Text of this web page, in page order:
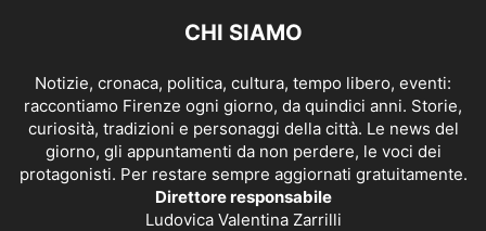
CHI SIAMO
Notizie, cronaca, politica, cultura, tempo libero, eventi:
raccontiamo Firenze ogni giorno, da quindici anni. Storie,
curiosità, tradizioni e personaggi della città. Le news del
giorno, gli appuntamenti da non perdere, le voci dei
protagonisti. Per restare sempre aggiornati gratuitamente.
Direttore responsabile
Ludovica Valentina Zarrilli